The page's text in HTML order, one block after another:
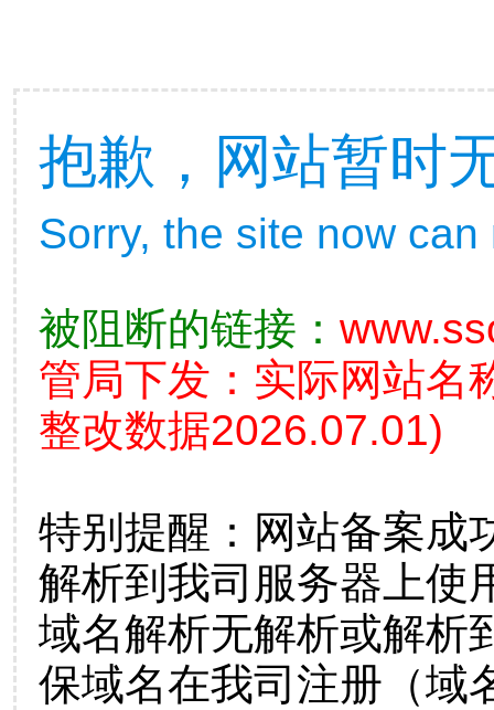
抱歉，网站暂时
Sorry, the site now
被阻断的链接：
管局下发：实际网站名
整改数据2026.07.01)
特别提醒：网站备案成
解析到我司服务器上使
域名解析无解析或解析
保域名在我司注册（域